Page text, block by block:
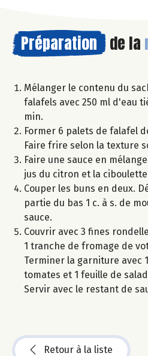
Préparation de la
Mélanger le contenu du
falafels avec 250 ml d'eau
min.
Former 6 palets de falafel
Faire frire selon la texture
Faire une sauce en
jus du citron et la
Couper les buns en deux.
partie du bas 1 c. à s. de
sauce.
Couvrir avec 3 fines
1 tranche de fromage de
Terminer la garniture avec
tomates et 1 feuille de
Servir avec le restant de
Retour à la liste